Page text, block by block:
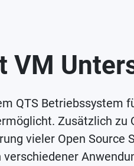
VM
QTS Betriebssystem
Zusätzlich zu
vieler Open Source